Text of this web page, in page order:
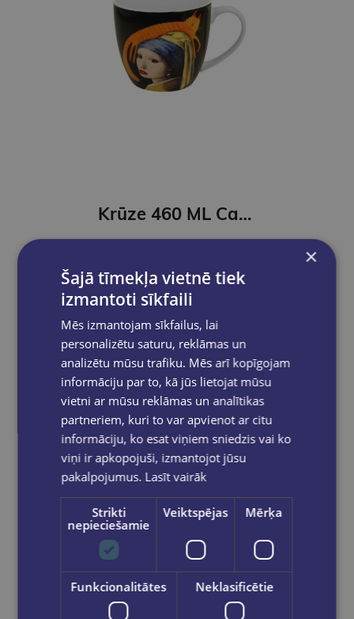
Krūze 460 ML Cats World - Girl with a cat
€5.95
Add to cart
×
Šajā tīmekļa vietnē tiek
izmantoti sīkfaili
Mēs izmantojam sīkfailus, lai
personalizētu saturu, reklāmas un
analizētu mūsu trafiku. Mēs arī kopīgojam
informāciju par to, kā jūs lietojat mūsu
vietni ar mūsu reklāmas un analītikas
partneriem, kuri to var apvienot ar citu
informāciju, ko esat viņiem sniedzis vai ko
viņi ir apkopojuši, izmantojot jūsu
pakalpojumus. Lasīt vairāk
Strikti
nepieciešamie
Veiktspējas Mērķa
Funkcionalitātes Neklasificētie